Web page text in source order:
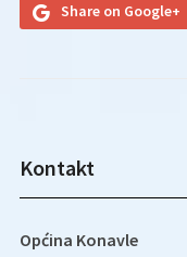
Share on Google+
Kontakt
Općina Konavle